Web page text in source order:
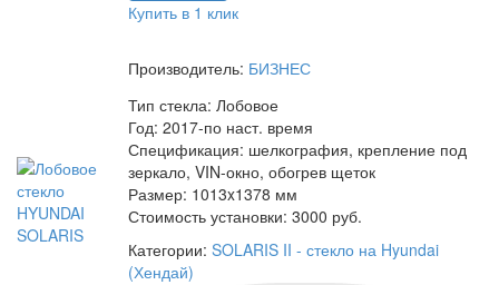
Купить в 1 клик
Производитель: БИЗНЕС
Тип стекла: Лобовое
Год: 2017-по наст. время
Спецификация: шелкография, крепление под
зеркало, VIN-окно, обогрев щеток
Размер: 1013x1378 мм
Стоимость установки: 3000 руб.
Категории: SOLARIS II - стекло на Hyundai
(Хендай)